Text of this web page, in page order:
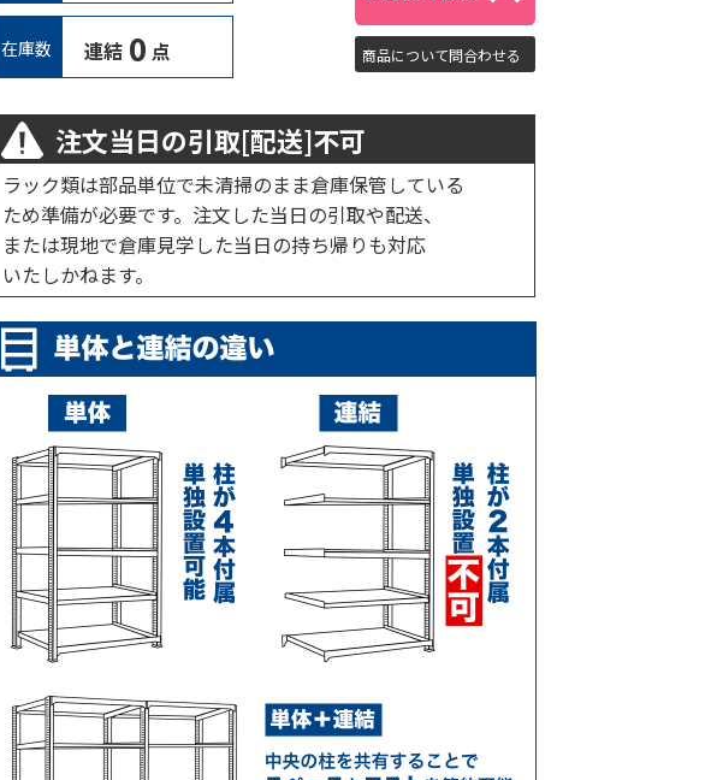
在庫数 連結 0 点 商品について問合わせる
注文当日の引取[配送]不可
ラック類は部品単位で未清掃のまま倉庫保管している
ため準備が必要です。注文した当日の引取や配送、
または現地で倉庫見学した当日の持ち帰りも対応
いたしかねます。